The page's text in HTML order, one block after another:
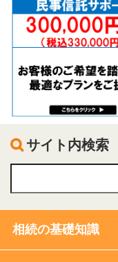
サイト内検索
相続の基礎知識